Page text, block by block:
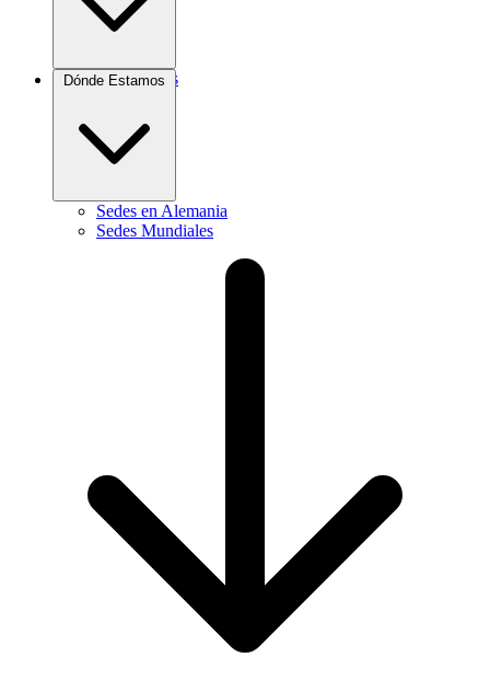
Donaciones
Dónde Estamos
Sedes en Alemania
Sedes Mundiales